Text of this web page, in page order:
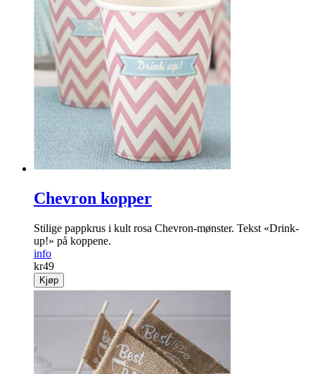
Chevron kopper
Stilige pappkrus i kult rosa Chevron-mønster. Tekst «Drink-
up!» på koppene.
info
kr49
Kjøp